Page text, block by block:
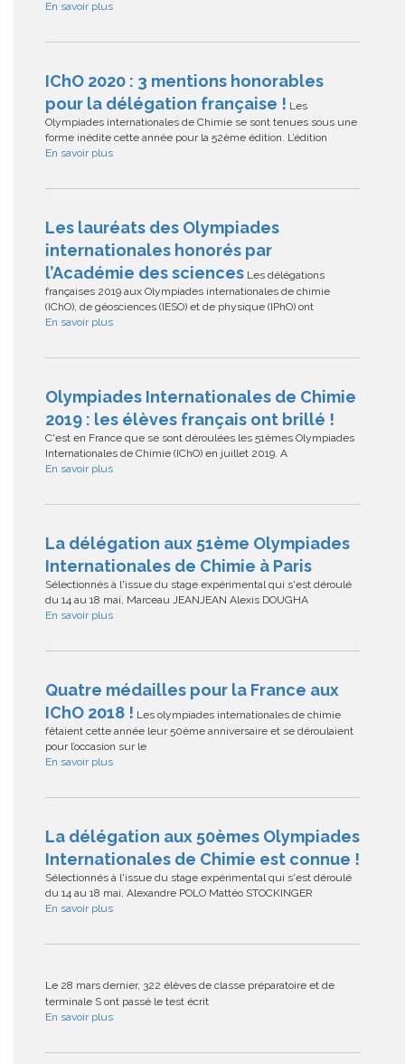
En savoir plus
IChO 2020 : 3 mentions honorables
pour la délégation française ! Les
Olympiades internationales de Chimie se sont tenues sous une
forme inédite cette année pour la 52ème édition. L’édition
En savoir plus
Les lauréats des Olympiades
internationales honorés par
l’Académie des sciences Les délégations
françaises 2019 aux Olympiades internationales de chimie
(IChO), de géosciences (IESO) et de physique (IPhO) ont
En savoir plus
Olympiades Internationales de Chimie
2019 : les élèves français ont brillé !
C'est en France que se sont déroulées les 51èmes Olympiades
Internationales de Chimie (IChO) en juillet 2019. A
En savoir plus
La délégation aux 51ème Olympiades
Internationales de Chimie à Paris
Sélectionnés à l'issue du stage expérimental qui s'est déroulé
du 14 au 18 mai, Marceau JEANJEAN Alexis DOUGHA
En savoir plus
Quatre médailles pour la France aux
IChO 2018 ! Les olympiades internationales de chimie
fêtaient cette année leur 50ème anniversaire et se déroulaient
pour l’occasion sur le
En savoir plus
La délégation aux 50èmes Olympiades
Internationales de Chimie est connue !
Sélectionnés à l'issue du stage expérimental qui s'est déroulé
du 14 au 18 mai, Alexandre POLO Mattéo STOCKINGER
En savoir plus
Le 28 mars dernier, 322 élèves de classe préparatoire et de
terminale S ont passé le test écrit
En savoir plus